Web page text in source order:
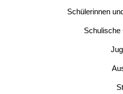
Schülerinnen
Schulische